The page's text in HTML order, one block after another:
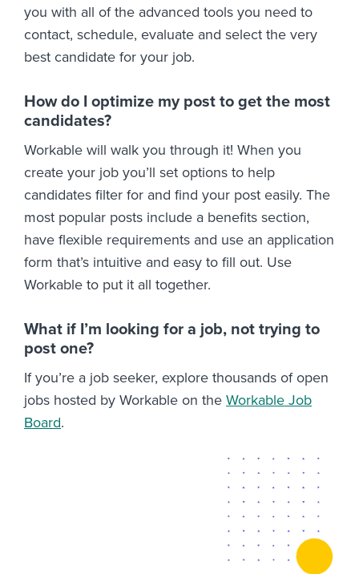
you with all of the advanced tools you need to
contact, schedule, evaluate and select the very
best candidate for your job.
How do I optimize my post to get the most
candidates?
Workable will walk you through it! When you
create your job you’ll set options to help
candidates filter for and find your post easily. The
most popular posts include a benefits section,
have flexible requirements and use an application
form that’s intuitive and easy to fill out. Use
Workable to put it all together.
What if I’m looking for a job, not trying to
post one?
If you’re a job seeker, explore thousands of open
jobs hosted by Workable on the Workable Job
Board.